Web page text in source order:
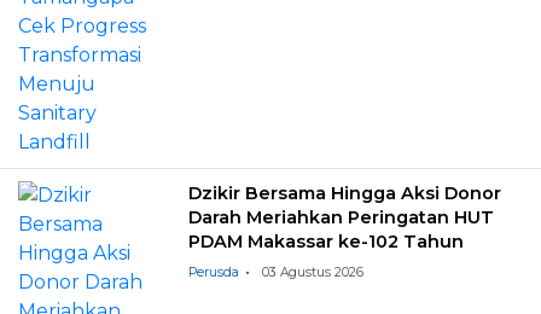
Dzikir Bersama Hingga Aksi Donor
Darah Meriahkan Peringatan HUT
PDAM Makassar ke-102 Tahun
Perusda 03 Agustus 2026